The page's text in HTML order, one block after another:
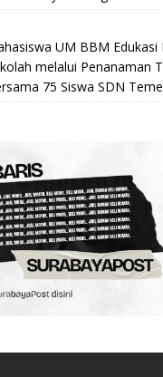
UM BBM Edukasi
melalui Penanaman
75 Siswa SDN